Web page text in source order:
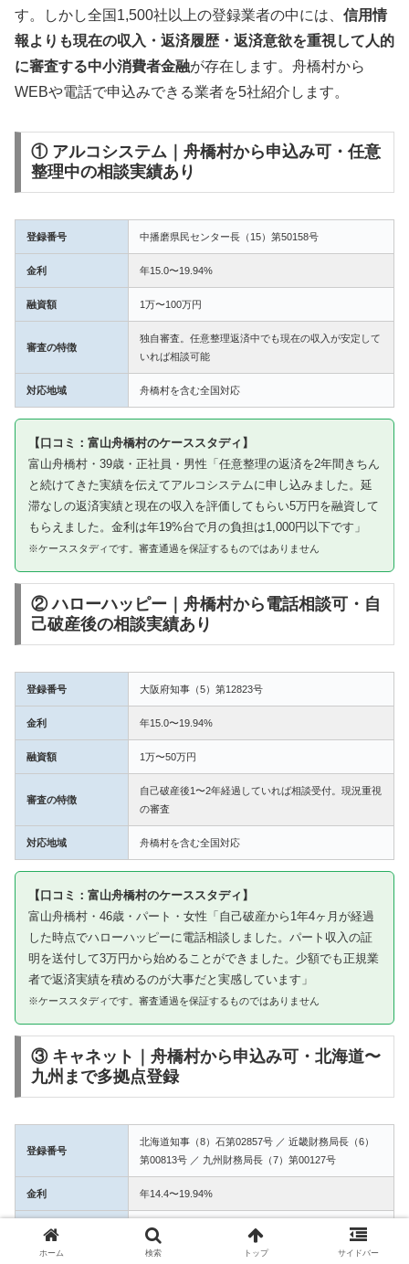
す。しかし全国1,500社以上の登録業者の中には、 信用情
報よりも現在の収入・返済履歴・返済意欲を重視して人的
に審査する中小消費者金融が存在します。舟橋村から
WEBや電話で申込みできる業者を5社紹介します。
① アルコシステム｜舟橋村から申込み可・任意
整理中の相談実績あり
登録番号 中播磨県民センター長（15）第50158号
金利 年15.0〜19.94%
融資額 1万〜100万円
審査の特徴
独自審査。任意整理返済中でも現在の収入が安定して
いれば相談可能
対応地域 舟橋村を含む全国対応
【口コミ：富山舟橋村のケーススタディ】
富山舟橋村・39歳・正社員・男性「任意整理の返済を2年間きちん
と続けてきた実績を伝えてアルコシステムに申し込みました。延
滞なしの返済実績と現在の収入を評価してもらい5万円を融資して
もらえました。金利は年19%台で月の負担は1,000円以下です」
※ケーススタディです。審査通過を保証するものではありません
② ハローハッピー｜舟橋村から電話相談可・自
己破産後の相談実績あり
登録番号 大阪府知事（5）第12823号
金利 年15.0〜19.94%
融資額 1万〜50万円
審査の特徴
自己破産後1〜2年経過していれば相談受付。現況重視
の審査
対応地域 舟橋村を含む全国対応
【口コミ：富山舟橋村のケーススタディ】
富山舟橋村・46歳・パート・女性「自己破産から1年4ヶ月が経過
した時点でハローハッピーに電話相談しました。パート収入の証
明を送付して3万円から始めることができました。少額でも正規業
者で返済実績を積めるのが大事だと実感しています」
※ケーススタディです。審査通過を保証するものではありません
③ キャネット｜舟橋村から申込み可・北海道〜
九州まで多拠点登録
登録番号
北海道知事（8）石第02857号 ／ 近畿財務局長（6）
第00813号 ／ 九州財務局長（7）第00127号
金利 年14.4〜19.94%
融資額 1万〜50万円
ホーム 検索 トップ サイドバー